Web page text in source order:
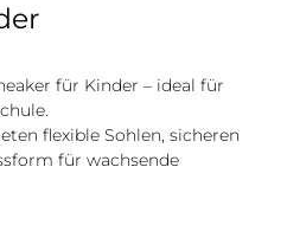
für Kinder – ideal für
flexible Sohlen, sicheren
für wachsende